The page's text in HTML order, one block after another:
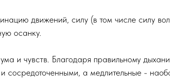
движений, силу (в том числе силу
осанку.
и чувств. Благодаря правильному
сосредоточенными, а медлительные -